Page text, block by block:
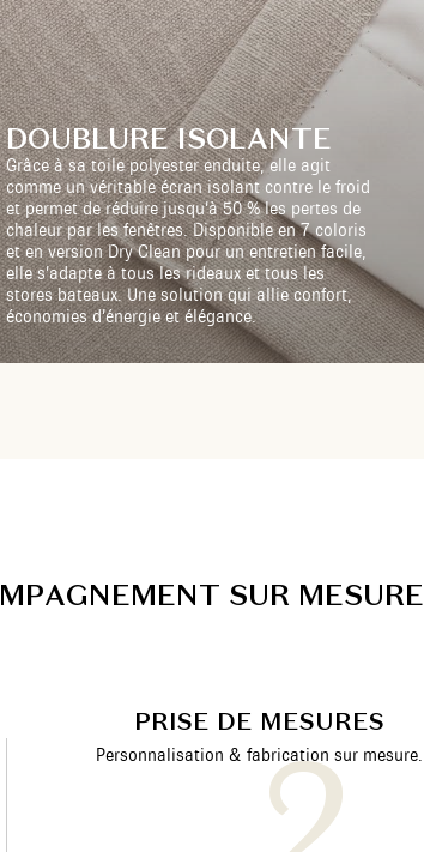
DOUBLURE ISOLANTE
Grâce à sa toile polyester enduite, elle agit
comme un véritable écran isolant contre le froid
et permet de réduire jusqu’à 50 % les pertes de
chaleur par les fenêtres. Disponible en 7 coloris
et en version Dry Clean pour un entretien facile,
elle s’adapte à tous les rideaux et tous les
stores bateaux. Une solution qui allie confort,
économies d’énergie et élégance.
MPAGNEMENT SUR MESURE
PRISE DE MESURES
Personnalisation & fabrication sur mesure.